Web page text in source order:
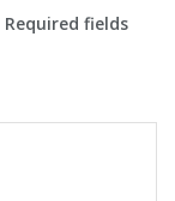
Required fields